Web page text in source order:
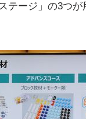
テージ」の3つ